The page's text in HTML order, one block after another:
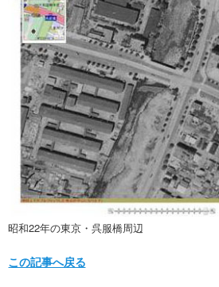
昭和22年の東京・呉服橋周辺
この記事へ戻る